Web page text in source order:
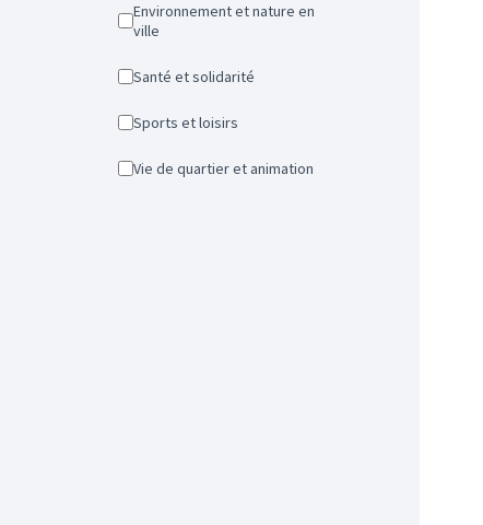
Environnement et nature en
ville
Santé et solidarité
Sports et loisirs
Vie de quartier et animation